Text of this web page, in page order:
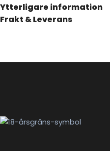
Ytterligare information
Frakt & Leverans